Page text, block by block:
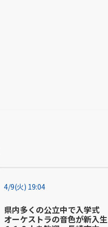
4/9(火) 19:04
県内多くの公立中で入学式
オーケストラの音色が新入生